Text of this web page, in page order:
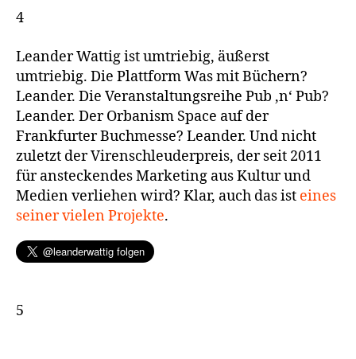
4
Leander Wattig ist umtriebig, äußerst
umtriebig. Die Plattform Was mit Büchern?
Leander. Die Veranstaltungsreihe Pub ‚n‘ Pub?
Leander. Der Orbanism Space auf der
Frankfurter Buchmesse? Leander. Und nicht
zuletzt der Virenschleuderpreis, der seit 2011
für ansteckendes Marketing aus Kultur und
Medien verliehen wird? Klar, auch das ist eines
seiner vielen Projekte.
5